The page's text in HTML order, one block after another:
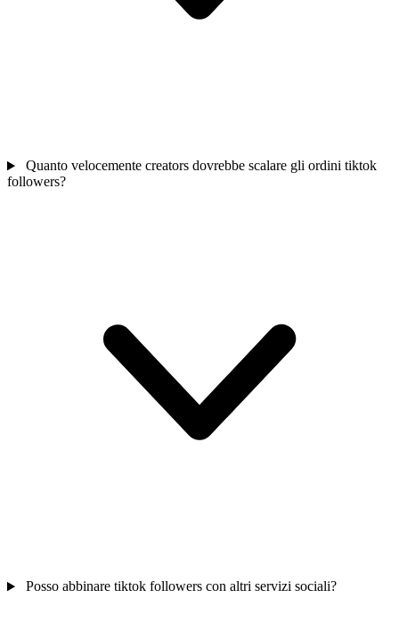
Quanto velocemente creators dovrebbe scalare gli ordini tiktok
followers?
Posso abbinare tiktok followers con altri servizi sociali?